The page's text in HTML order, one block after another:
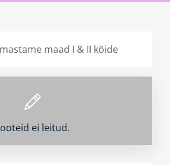
maad I & II köide
ei leitud.